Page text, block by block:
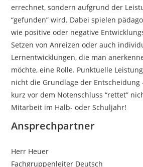
errechnet, sondern aufgrund der
“gefunden” wird. Dabei spielen
wie positive oder negative
Setzen von Anreizen oder auch
Lernentwicklungen, die man
möchte, eine Rolle. Punktuelle
nicht die Grundlage der Entscheidung
kurz vor dem Notenschluss “rettet”
Mitarbeit im Halb- oder Schuljahr!
Ansprechpartner
Herr Heuer
Fachgruppenleiter Deutsch